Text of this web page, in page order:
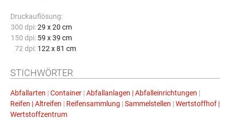
Druckauflösung:
300 dpi: 29 x 20 cm
150 dpi: 59 x 39 cm
72 dpi: 122 x 81 cm
STICHWÖRTER
Abfallarten | Container | Abfallanlagen | Abfalleinrichtungen |
Reifen | Altreifen | Reifensammlung | Sammelstellen | Wertstoffhof |
Wertstoffzentrum